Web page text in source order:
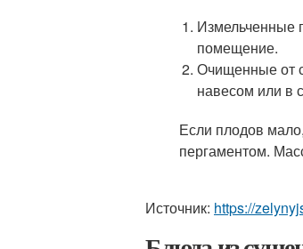
Измельченные
помещение.
Очищенные от
навесом или в
Если плодов
пергаментом.
Источник: https://